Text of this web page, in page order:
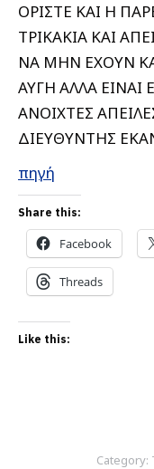
ΟΡΙΣΤΕ ΚΑΙ Η
ΤΡΙΚΑΚΙΑ ΚΑΙ
ΝΑ ΜΗΝ ΕΧΟΥΝ
ΑΥΓΗ ΑΛΛΑ ΕΙΝΑΙ
ΑΝΟΙΧΤΕΣ
ΔΙΕΥΘΥΝΤΗΣ
πηγή
Share this:
Facebook
Threads
Like this:
Category: